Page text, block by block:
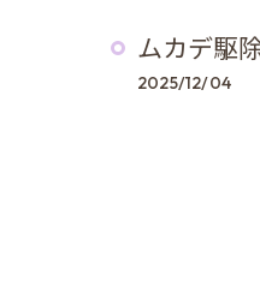
ムカデ駆
2025/12/04